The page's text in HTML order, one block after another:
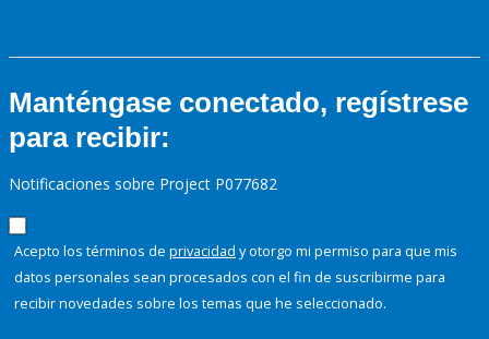
Manténgase conectado, regístrese
para recibir:
Notificaciones sobre Project P077682
Acepto los términos de privacidad y otorgo mi permiso para que mis
datos personales sean procesados con el fin de suscribirme para
recibir novedades sobre los temas que he seleccionado.